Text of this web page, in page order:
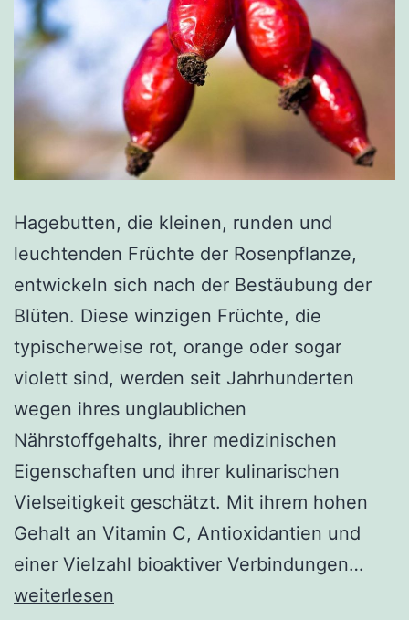
Hagebutten, die kleinen, runden und
leuchtenden Früchte der Rosenpflanze,
entwickeln sich nach der Bestäubung der
Blüten. Diese winzigen Früchte, die
typischerweise rot, orange oder sogar
violett sind, werden seit Jahrhunderten
wegen ihres unglaublichen
Nährstoffgehalts, ihrer medizinischen
Eigenschaften und ihrer kulinarischen
Vielseitigkeit geschätzt. Mit ihrem hohen
Gehalt an Vitamin C, Antioxidantien und
einer Vielzahl bioaktiver Verbindungen…
weiterlesen